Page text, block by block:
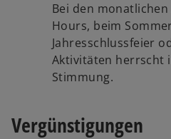
Bei den
Hours, beim
Jahresschlussfeier
Aktivitäten herrscht
Stimmung.
Vergünstigungen